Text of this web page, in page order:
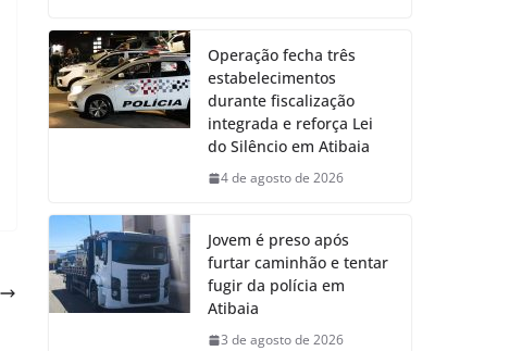
Operação fecha três
estabelecimentos
durante fiscalização
integrada e reforça Lei
do Silêncio em Atibaia
4 de agosto de 2026
Jovem é preso após
furtar caminhão e tentar
fugir da polícia em
Atibaia
3 de agosto de 2026